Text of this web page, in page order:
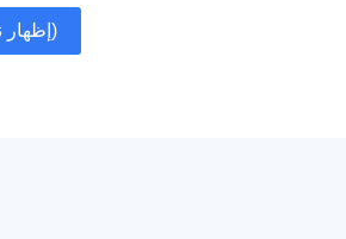
إظهار نموذج التعليقات (0)